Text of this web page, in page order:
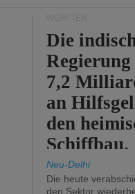
Die
7,2
an
den
Schiffbau.
Neu-Delhi
Die heute
den Sektor